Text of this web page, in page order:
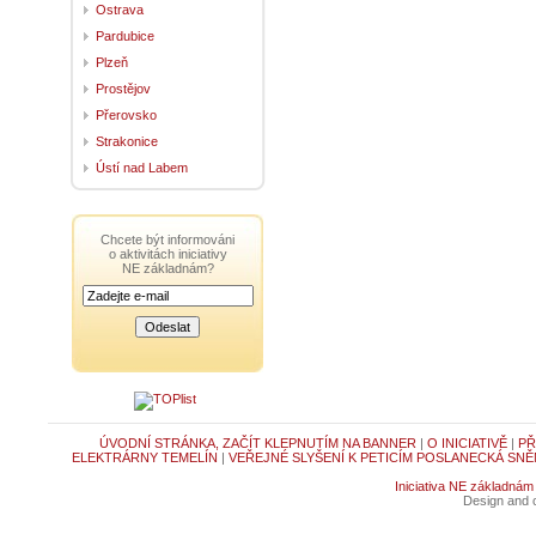
Ostrava
Pardubice
Plzeň
Prostějov
Přerovsko
Strakonice
Ústí nad Labem
Chcete být informováni
o aktivitách iniciativy
NE základnám?
ÚVODNÍ STRÁNKA, ZAČÍT KLEPNUTÍM NA BANNER | O INICIATIVĚ|
ELEKTRÁRNY TEMELÍN | VEŘEJNÉ SLYŠENÍ K PETICÍM POSLANECKÁ
Iniciativa NE základnám
Design and